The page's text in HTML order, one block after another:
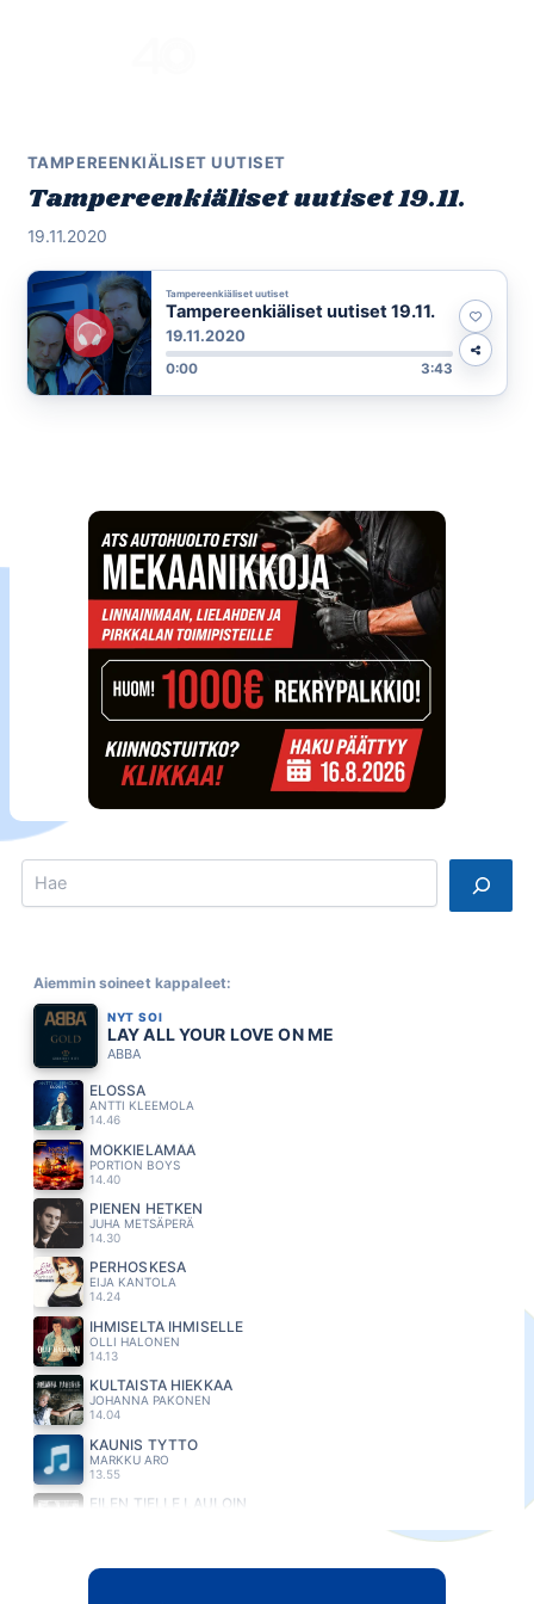
TAMPEREENKIÄLISET UUTISET
Tampereenkiäliset uutiset 19.11.
19.11.2020
Tampereenkiäliset uutiset
Tampereenkiäliset uutiset 19.11.
19.11.2020
0:00 3:43
Search
Aiemmin soineet kappaleet:
NYT SOI
LAY ALL YOUR LOVE ON ME
ABBA
ELOSSA
ANTTI KLEEMOLA
14.46
MÖKKIELÄMÄÄ
PORTION BOYS
14.40
PIENEN HETKEN
JUHA METSÄPERÄ
14.30
PERHOSKESA
EIJA KANTOLA
14.24
IHMISELTÄ IHMISELLE
OLLI HALONEN
14.13
KULTAISTA HIEKKAA
JOHANNA PAKONEN
14.04
KAUNIS TYTTO
MARKKU ARO
13.55
EILEN TIELLE LAULOIN
MARISKA